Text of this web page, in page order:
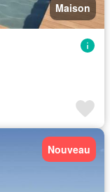
Maison
Nouveau